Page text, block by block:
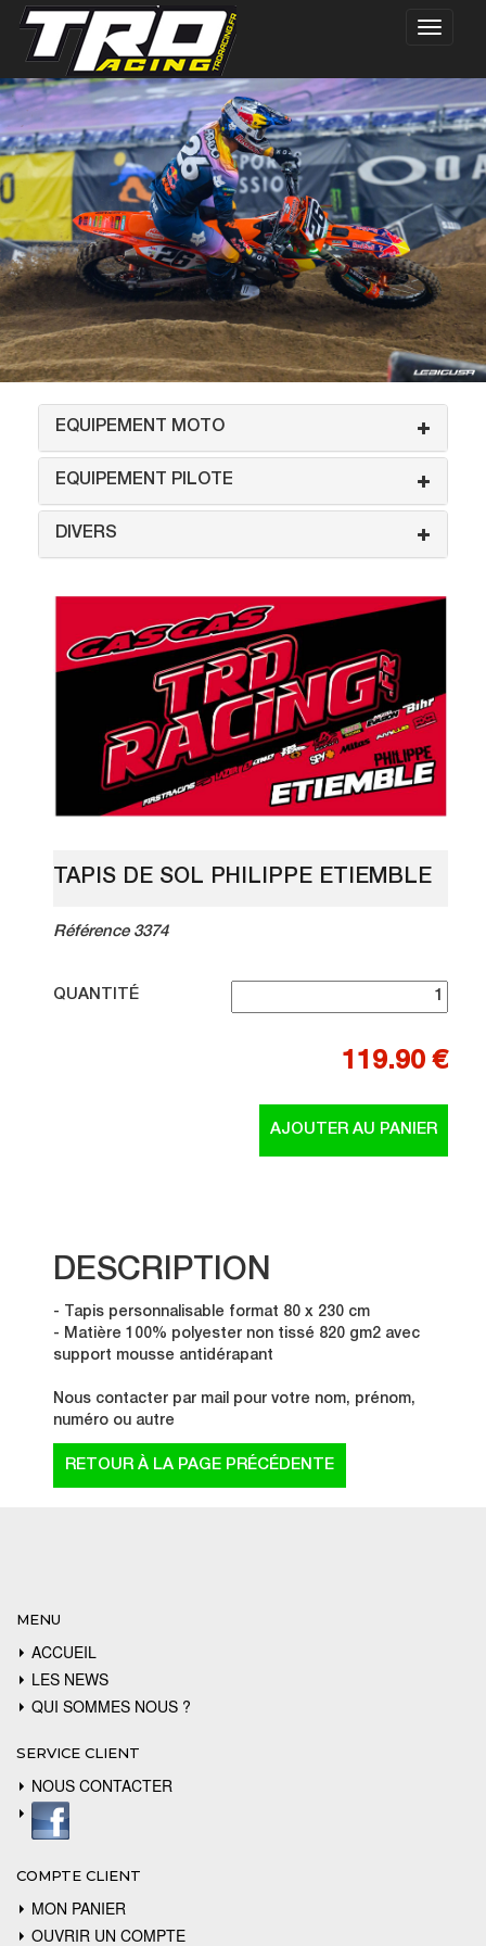
EQUIPEMENT MOTO
EQUIPEMENT PILOTE
DIVERS
TAPIS DE SOL PHILIPPE ETIEMBLE
Référence 3374
QUANTITÉ
119.90 €
DESCRIPTION
- Tapis personnalisable format 80 x 230 cm
- Matière 100% polyester non tissé 820 gm2 avec
support mousse antidérapant
Nous contacter par mail pour votre nom, prénom,
numéro ou autre
MENU
ACCUEIL
LES NEWS
QUI SOMMES NOUS ?
SERVICE CLIENT
NOUS CONTACTER
COMPTE CLIENT
MON PANIER
OUVRIR UN COMPTE